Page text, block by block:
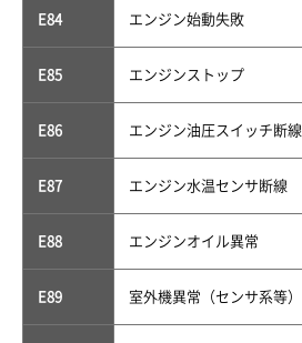
E84 エンジン始動失敗
E85 エンジンストップ
E86 エンジン油圧スイッチ断線
E87 エンジン水温センサ断線
E88 エンジンオイル異常
E89 室外機異常（センサ系等）